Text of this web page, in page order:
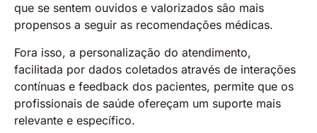
que se sentem ouvidos e valorizados são mais
propensos a seguir as recomendações médicas.
Fora isso, a personalização do atendimento,
facilitada por dados coletados através de interações
contínuas e feedback dos pacientes, permite que os
profissionais de saúde ofereçam um suporte mais
relevante e específico.